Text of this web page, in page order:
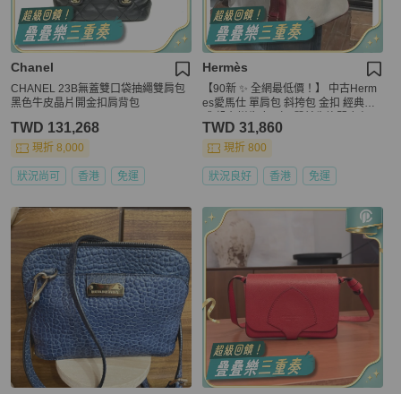
Chanel
CHANEL 23B無蓋雙口袋抽繩雙肩包
黑色牛皮晶片開金扣肩背包
TWD 131,268
現折 8,000
狀況尚可 香港 免運
Hermès
【90新 ✨ 全網最低價！】 中古Herm
es愛馬仕 單肩包 斜挎包 金扣 經典款
❗️❗️）
TWD 31,860
現折 800
狀況良好 香港 免運